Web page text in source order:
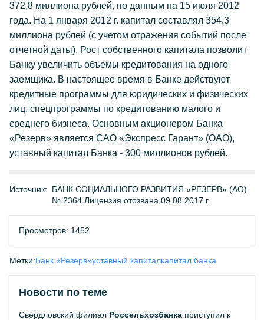
372,8 миллиона рублей, по данным на 15 июля 2012
года. На 1 января 2012 г. капитал составлял 354,3
миллиона рублей (с учетом отражения событий после
отчетной даты). Рост собственного капитала позволит
Банку увеличить объемы кредитования на одного
заемщика. В настоящее время в Банке действуют
кредитные программы для юридических и физических
лиц, спецпрограммы по кредитованию малого и
среднего бизнеса. Основным акционером Банка
«Резерв» является САО «Экспресс Гарант» (ОАО),
уставный капитал Банка - 300 миллионов рублей.
Источник:
БАНК СОЦИАЛЬНОГО РАЗВИТИЯ «РЕЗЕРВ» (АО)
№ 2364 Лицензия отозвана 09.08.2017 г.
Просмотров: 1452
Метки:Банк «Резерв»уставный капиталкапитал банка
Новости по теме
Свердловский филиал Россельхозбанка приступил к